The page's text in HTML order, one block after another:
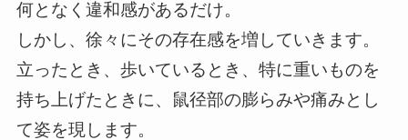
何となく違和感があるだけ。
しかし、徐々にその存在感を増していきます。
立ったとき、歩いているとき、特に重いものを
持ち上げたときに、鼠径部の膨らみや痛みとし
て姿を現します。